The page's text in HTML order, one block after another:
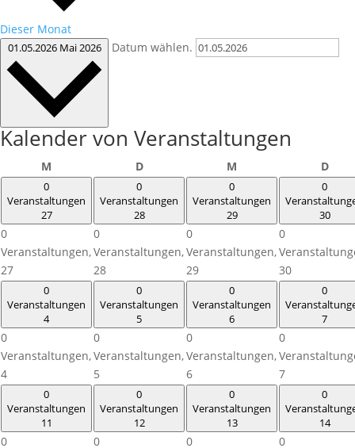
Dieser Monat
01.05.2026 Mai 2026 Datum wählen.
Kalender von Veranstaltungen
M DDienstag M D
0
Veranstaltungen
27
0
Veranstaltungen,
27
0
Veranstaltungen
28
0
Veranstaltungen,
28
0
Veranstaltungen
29
0
Veranstaltungen,
29
0
30
0
30
0
Veranstaltungen
4
0
Veranstaltungen,
4
0
Veranstaltungen
5
0
Veranstaltungen,
5
0
Veranstaltungen
6
0
Veranstaltungen,
6
0
7
0
7
0
Veranstaltungen
11
0
0
Veranstaltungen
12
0
0
Veranstaltungen
13
0
0
14
0